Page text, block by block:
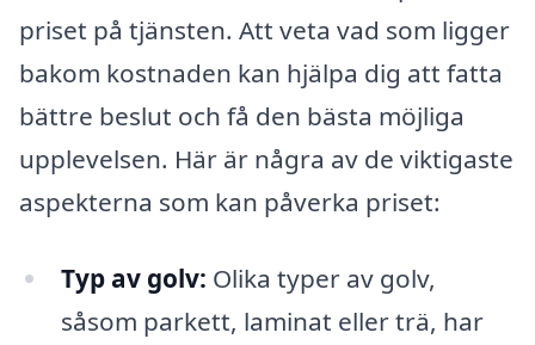
priset på tjänsten. Att veta vad som ligger
bakom kostnaden kan hjälpa dig att fatta
bättre beslut och få den bästa möjliga
upplevelsen. Här är några av de viktigaste
aspekterna som kan påverka priset:
Typ av golv: Olika typer av golv,
såsom parkett, laminat eller trä, har